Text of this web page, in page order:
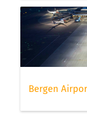
Bergen